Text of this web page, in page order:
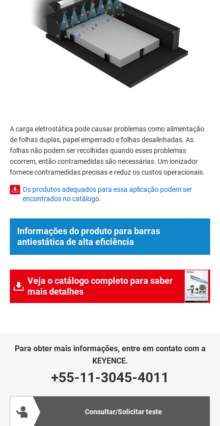
A carga eletrostática pode causar problemas como alimentação
de folhas duplas, papel emperrado e folhas desalinhadas. As
folhas não podem ser recolhidas quando esses problemas
ocorrem, então contramedidas são necessárias. Um ionizador
fornece contramedidas precisas e reduz os custos operacionais.
Os produtos adequados para essa aplicação podem ser
encontrados no catálogo.
Informações do produto para barras
antiestática de alta eficiência
Veja o catálogo completo para saber
mais detalhes
Para obter mais informações, entre em contato com a
KEYENCE.
+55-11-3045-4011
Consultar/Solicitar teste